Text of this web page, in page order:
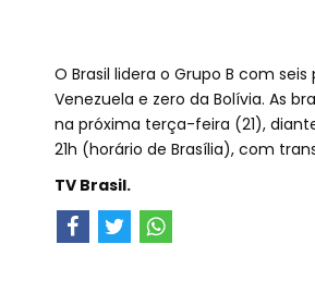
O Brasil lidera o Grupo B com
Venezuela e zero da Bolívia. As
na próxima terça-feira (21),
21h (horário de Brasília), com
TV Brasil.